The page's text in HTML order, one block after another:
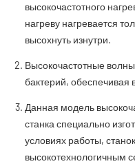
высокочастотного
нагреву нагревается
высохнуть изнутри.
Высокочастотные
бактерий, обеспечивая
Данная модель
станка специально
условиях работы,
высокотехнологичным